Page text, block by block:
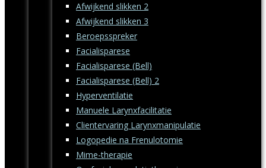
Afwijkend slikken 2
Afwijkend slikken 3
Beroepsspreker
Facialisparese
Facialisparese (Bell)
Facialisparese (Bell) 2
Hyperventilatie
Manuele Larynxfacilitatie
Clientervaring Larynxmanipulatie
Logopedie na Frenulotomie
Mime-therapie